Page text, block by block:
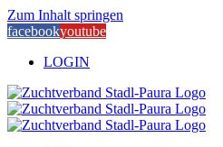
Zum Inhalt springen
facebookyoutube
LOGIN